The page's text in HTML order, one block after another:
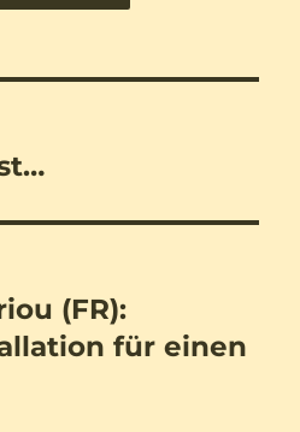
(FR):
für einen